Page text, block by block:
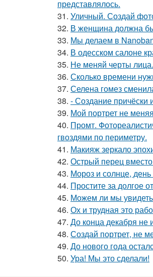
представлялось.
31. Уличный. Создай
32. В женщина должна
33. Мы делаем в
34. В одесском салоне
35. Не меняй черты лица.
36. Сколько времени
37. Селена гомез
38. - Создание причёски
39. Мой портрет не
40. Промт.
гвоздями по периметру.
41. Макияж зеркало
42. Острый перец вместо
43. Мороз и солнце,
44. Простите за долгое
45. Можем ли мы увидеть
46. Ох и трудная это
47. До конца декабря не
48. Создай портрет, не
49. До нового года
50. Ура! Мы это сделали!